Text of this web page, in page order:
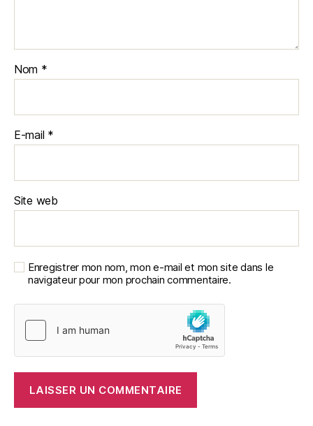
Nom *
E-mail *
Site web
Enregistrer mon nom, mon e-mail et mon site dans le
navigateur pour mon prochain commentaire.